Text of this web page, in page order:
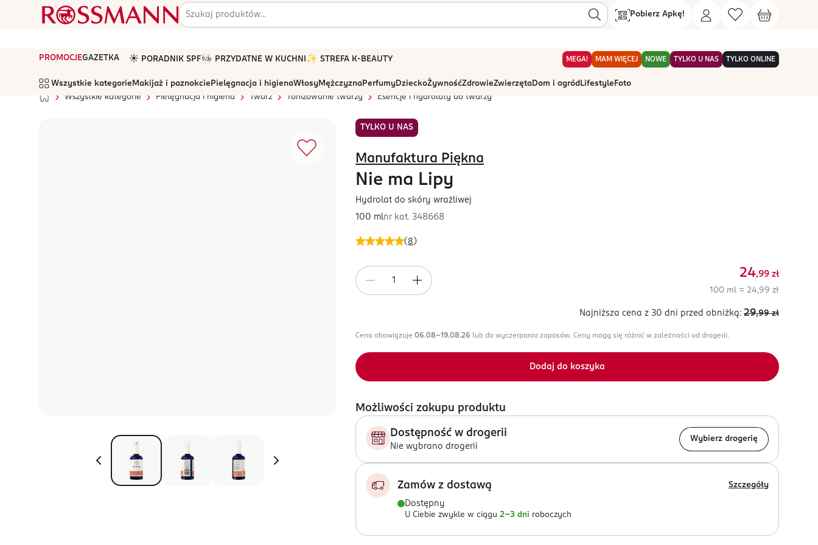
Pobierz Apkę!
PROMOCJEGAZETKA ☀️ PORADNIK SPF🧑🏻‍🍳 PRZYDATNE W KUCHNI ✨ STREFA K-BEAUTY MEGA! MAM WIĘCEJ NOWE TYLKO U NAS TYLKO ONLINE
Wszystkie kategorie Makijaż i paznokcie Pielęgnacja i higienaWłosyMężczyznaPerfumyDzieckoŻywnośćZdrowieZwierzętaDom i ogród Lifestyle Foto
Wszystkie kategorie
Pielęgnacja i higiena Twarz Tonizowanie twarzy Esencje i hydrolaty do twarzy
TYLKO U NAS
( 8 )
Manufaktura Piękna
Nie ma Lipy
Hydrolat do skóry wrażliwej
100 mlnr kat. 348668
24,99 zł
100 ml = 24,99 zł
Najniższa cena z 30 dni przed obniżką: 29,99 zł
Cena obowiązuje 06.08-19.08.26 lub do wyczerpania zapasów. Ceny mogą się różnić w zależności od drogerii.
Dodaj do koszyka
Możliwości zakupu produktu
Dostępność w drogerii
Nie wybrano drogerii
Wybierz drogerię
Zamów z dostawą Szczegóły
Dostępny
U Ciebie zwykle w ciągu 2-3 dni roboczych